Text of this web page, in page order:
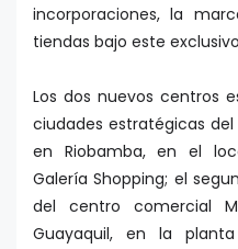
incorporaciones, la
tiendas bajo este
Los dos nuevos centros
ciudades estratégicas
en Riobamba, en el
Galería Shopping; el
del centro comercial
Guayaquil, en la